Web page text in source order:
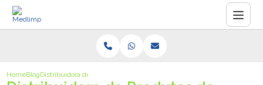
HomeBlogDistribuidora de Produtos de Higiene Pessoal: Dicas Essenciais